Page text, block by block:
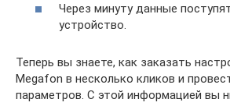
Через минуту данные
устройство.
Теперь вы знаете, как заказать
Megafon в несколько кликов и
параметров. С этой информацией вы